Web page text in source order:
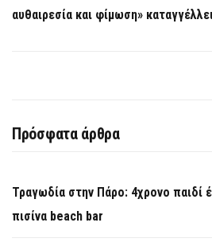
αυθαιρεσία και φίμωση»
Πρόσφατα άρθρα
Τραγωδία στην Πάρο: 4χρονο παιδί
πισίνα beach bar